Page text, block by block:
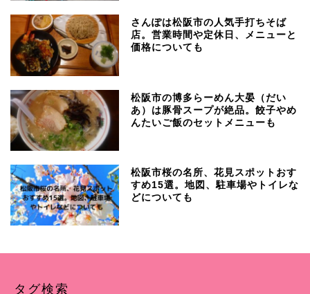
さんぽは松阪市の人気手打ちそば
店。営業時間や定休日、メニューと
価格についても
松阪市の博多らーめん大晏（だい
あ）は豚骨スープが絶品。餃子やめ
んたいご飯のセットメニューも
松阪市桜の名所、花見スポットおす
すめ15選。地図、駐車場やトイレな
どについても
タグ検索